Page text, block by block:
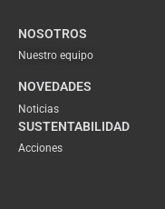
NOSOTROS
Nuestro equipo
NOVEDADES
Noticias
SUSTENTABILIDAD
Acciones